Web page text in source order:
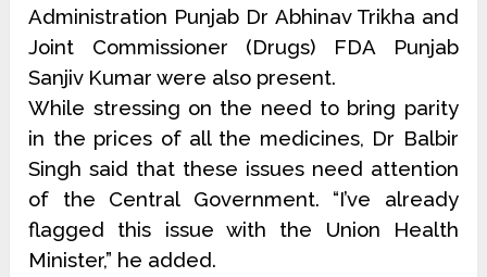
Administration Punjab Dr Abhinav Trikha and
Joint Commissioner (Drugs) FDA Punjab
Sanjiv Kumar were also present.
While stressing on the need to bring parity
in the prices of all the medicines, Dr Balbir
Singh said that these issues need attention
of the Central Government. “I’ve already
flagged this issue with the Union Health
Minister,” he added.